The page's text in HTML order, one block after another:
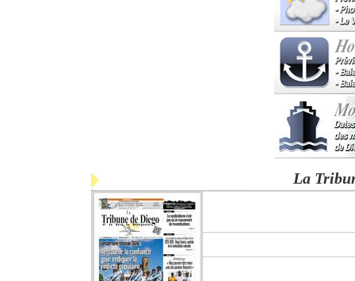
La